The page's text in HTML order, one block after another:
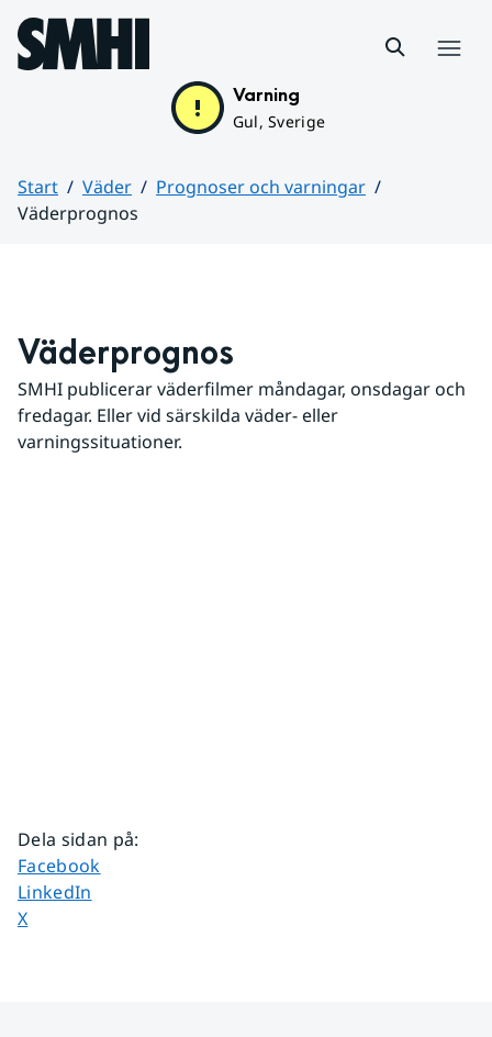
Hoppa till sidans innehåll
Varning
Gul, Sverige
Start Väder
Prognoser och varningar
Väderprognos
Väderprognos
SMHI publicerar väderfilmer måndagar, onsdagar och
fredagar. Eller vid särskilda väder- eller
varningssituationer.
Dela sidan på:
Dela sidan på
Facebook
Dela sidan på
LinkedIn
Dela sidan på
X